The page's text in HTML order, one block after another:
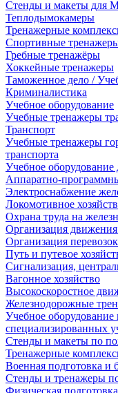
Стенды и макеты для
Теплодымокамеры
Тренажерные
Спортивные
Гребные тренажёры
Хоккейные тренажеры
Таможенное дело /
Криминалистика
Учебное оборудование
Учебные тренажеры
Транспорт
Учебные тренажеры
транспорта
Учебное
Аппаратно-
Электроснабжение
Локомотивное
Охрана труда на
Организация движения
Организация перевозок
Путь и путевое
Сигнализация,
Вагонное хозяйство
Высокоскоростное
Железнодорожные
Учебное
специализированных
Стенды и макеты по
Тренажерные
Военная подготовка
Стенды и тренажеры
Физическая подготовка